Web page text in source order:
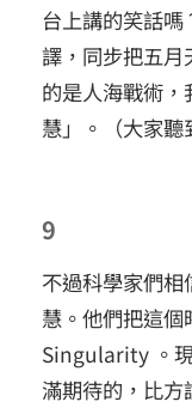
台上講的笑話
譯，同步把五月
的是人海戰術
慧」。（大家聽
9
不過科學家們
慧。他們把這個
Singularity 。
滿期待的，比方